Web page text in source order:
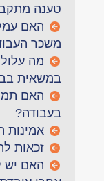
טענה
האם
משכר
מה
במשאית
האם
בעבודה?
אמינות
זכאות
האם יש